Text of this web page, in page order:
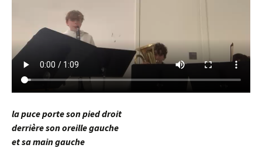
la puce porte son pied droit
derrière son oreille gauche
et sa main gauche